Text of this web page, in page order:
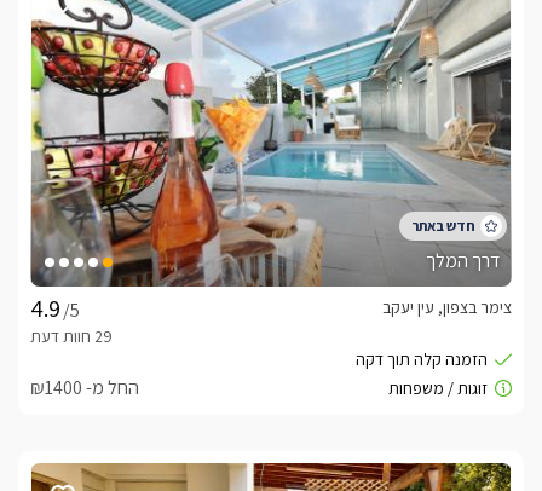
דרך המלך
/5
צימר בצפון, עין יעקב
החל מ- ₪1400